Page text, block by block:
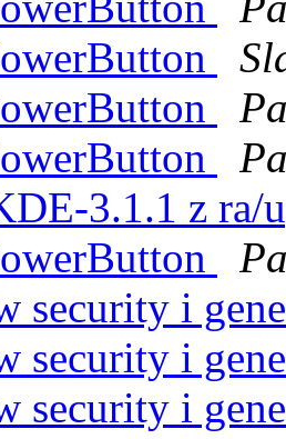
3.1.1 z ra/
security i
security i
security i